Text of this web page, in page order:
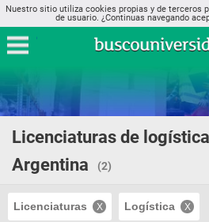
Nuestro sitio utiliza cookies propias y de terceros
de usuario. ¿Continuas navegando
Licenciaturas de
Argentina
(2)
Licenciaturas Logística